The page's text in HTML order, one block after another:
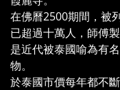
在佛曆2500期間，被
已超過十萬人，師傅
是近代被泰國喻為有
物。
於泰國市價每年都不斷